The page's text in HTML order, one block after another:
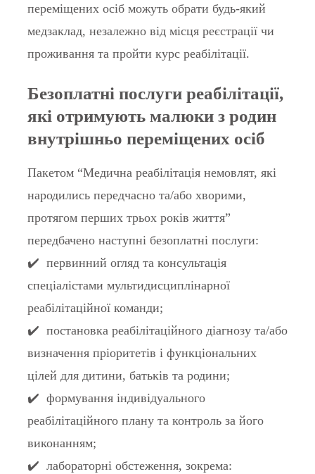
переміщених осіб можуть обрати будь-який
медзаклад, незалежно від місця реєстрації чи
проживання та пройти курс реабілітації.
Безоплатні послуги реабілітації,
які отримують малюки з родин
внутрішньо переміщених осіб
Пакетом “Медична реабілітація немовлят, які
народились передчасно та/або хворими,
протягом перших трьох років життя”
передбачено наступні безоплатні послуги:
✔️ первинний огляд та консультація
спеціалістами мультидисциплінарної
реабілітаційної команди;
✔️ постановка реабілітаційного діагнозу та/або
визначення пріоритетів і функціональних
цілей для дитини, батьків та родини;
✔️ формування індивідуального
реабілітаційного плану та контроль за його
виконанням;
✔️ лабораторні обстеження, зокрема: